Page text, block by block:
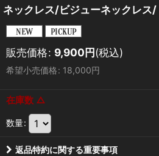
ネックレス/ビジューネックレス/
販売価格: 9,900円(税込)
希望小売価格: 18,000円
在庫数 △
数量:
返品特約に関する重要事項